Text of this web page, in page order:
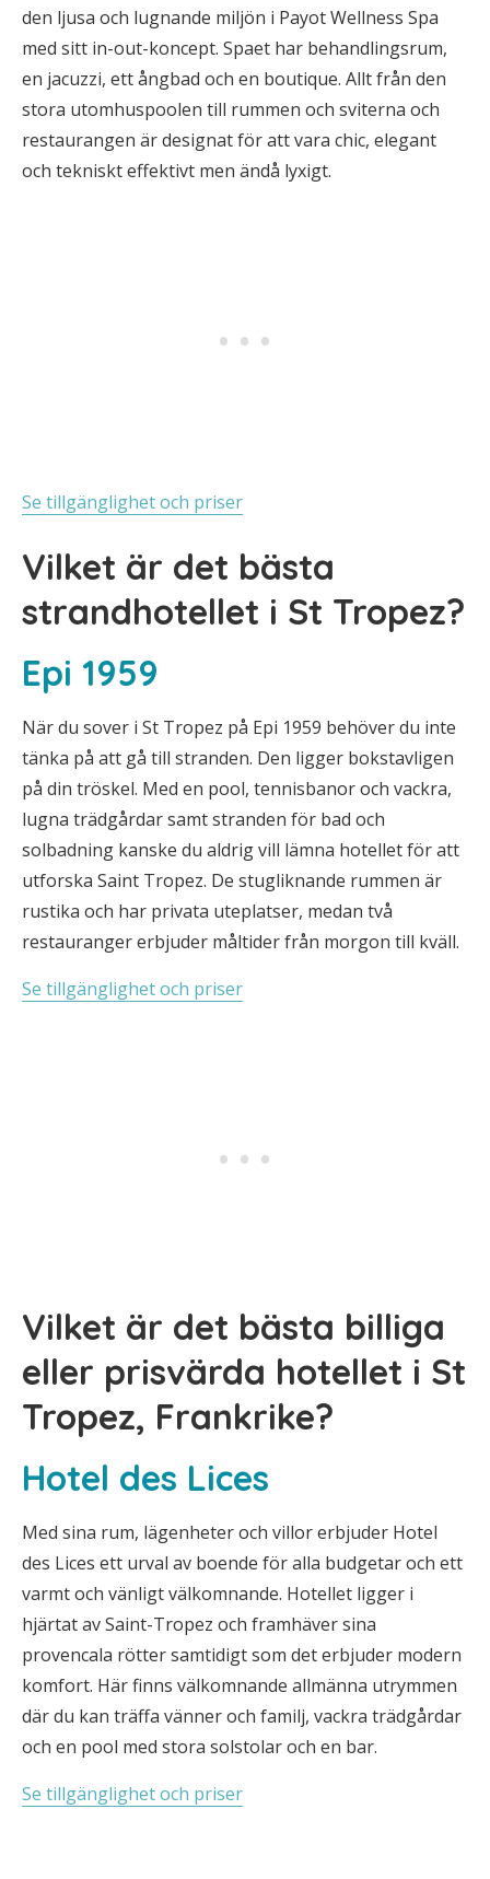
den ljusa och lugnande miljön i Payot Wellness Spa
med sitt in-out-koncept. Spaet har behandlingsrum,
en jacuzzi, ett ångbad och en boutique. Allt från den
stora utomhuspoolen till rummen och sviterna och
restaurangen är designat för att vara chic, elegant
och tekniskt effektivt men ändå lyxigt.
Se tillgänglighet och priser
Vilket är det bästa
strandhotellet i St Tropez?
Epi 1959
När du sover i St Tropez på Epi 1959 behöver du inte
tänka på att gå till stranden. Den ligger bokstavligen
på din tröskel. Med en pool, tennisbanor och vackra,
lugna trädgårdar samt stranden för bad och
solbadning kanske du aldrig vill lämna hotellet för att
utforska Saint Tropez. De stugliknande rummen är
rustika och har privata uteplatser, medan två
restauranger erbjuder måltider från morgon till kväll.
Se tillgänglighet och priser
Vilket är det bästa billiga
eller prisvärda hotellet i St
Tropez, Frankrike?
Hotel des Lices
Med sina rum, lägenheter och villor erbjuder Hotel
des Lices ett urval av boende för alla budgetar och ett
varmt och vänligt välkomnande. Hotellet ligger i
hjärtat av Saint-Tropez och framhäver sina
provencala rötter samtidigt som det erbjuder modern
komfort. Här finns välkomnande allmänna utrymmen
där du kan träffa vänner och familj, vackra trädgårdar
och en pool med stora solstolar och en bar.
Se tillgänglighet och priser